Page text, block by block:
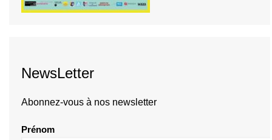
NewsLetter
Abonnez-vous à nos newsletter
Prénom